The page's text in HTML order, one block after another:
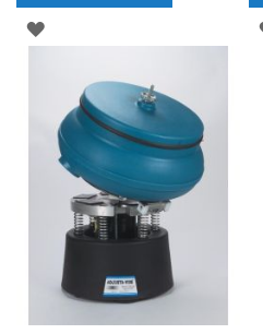
ZUR
HINZUFÜGEN